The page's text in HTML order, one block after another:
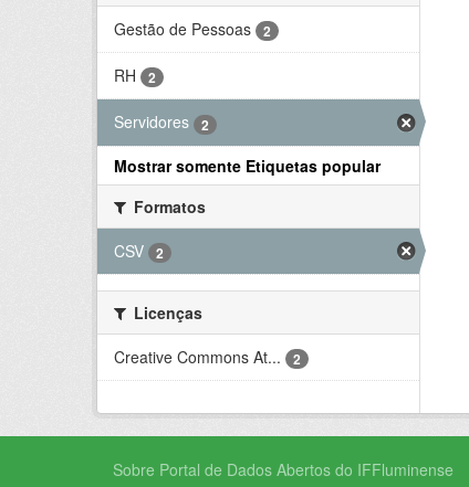
Gestão de Pessoas
2
RH 2
Servidores 2
Mostrar somente Etiquetas popular
Formatos
CSV
2
Licenças
Creative Commons At...
2
Sobre Portal de Dados Abertos do IFFluminense